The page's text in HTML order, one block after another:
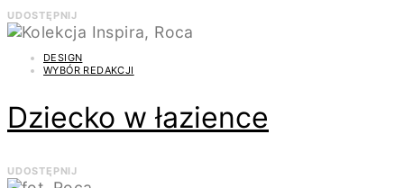
UDOSTĘPNIJ
DESIGN
WYBÓR REDAKCJI
Dziecko w łazience
UDOSTĘPNIJ